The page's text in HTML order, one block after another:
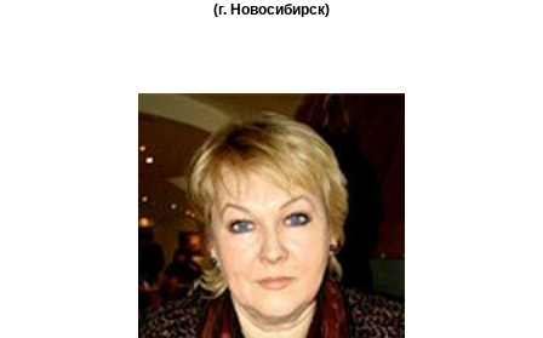
(г. Новосибирск)